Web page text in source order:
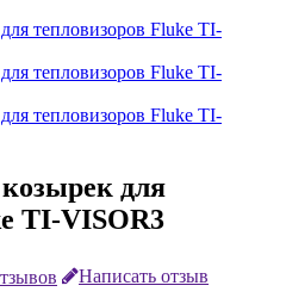
для
TI-VISOR3
Написать отзыв